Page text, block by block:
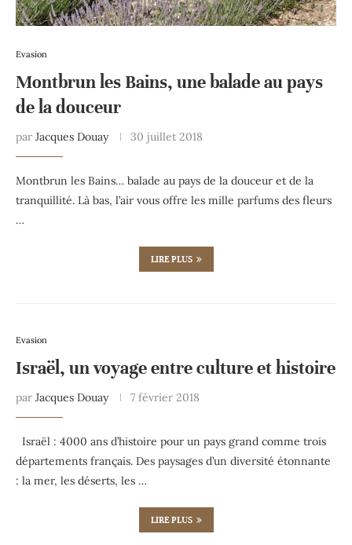
Evasion
Montbrun les Bains, une balade au pays
de la douceur
par Jacques Douay 30 juillet 2018
Montbrun les Bains… balade au pays de la douceur et de la
tranquillité. Là bas, l’air vous offre les mille parfums des fleurs
…
LIRE PLUS
Evasion
Israël, un voyage entre culture et histoire
par Jacques Douay 7 février 2018
Israël : 4000 ans d’histoire pour un pays grand comme trois
départements français. Des paysages d’un diversité étonnante
: la mer, les déserts, les …
LIRE PLUS